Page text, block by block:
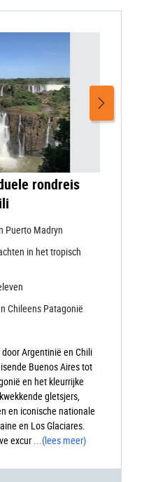
rondreis
Puerto Madryn
in het tropisch
Chileens Patagonië
Argentinië en Chili
Buenos Aires tot
en het kleurrijke
gletsjers,
en iconische nationale
en Los Glaciares.
excur ...(lees meer)